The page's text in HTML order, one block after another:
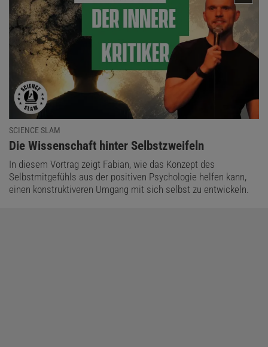
SCIENCE SLAM
:
Die Wissenschaft hinter Selbstzweifeln
In diesem Vortrag zeigt Fabian, wie das Konzept des
Selbstmitgefühls aus der positiven Psychologie helfen kann,
einen konstruktiveren Umgang mit sich selbst zu entwickeln.